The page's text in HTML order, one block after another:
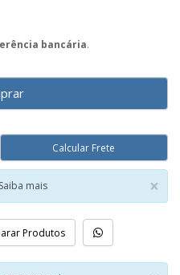
bancária.
×
Saiba mais
Produtos